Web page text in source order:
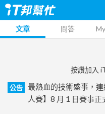
文章 問答
按讚加入
公告
最熱血的技術盛事，
人賽】8 月 1 日賽事正